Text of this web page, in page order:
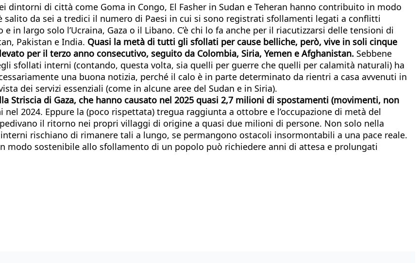
di città come Goma in Congo, El Fasher in Sudan e Teheran hanno contribuito in modo
da sei a tredici il numero di Paesi in cui si sono registrati sfollamenti legati a conflitti
in largo solo l’Ucraina, Gaza o il Libano. C’è chi lo fa anche per il riacutizzarsi delle tensioni di
Pakistan e India. Quasi la metà di tutti gli sfollati per cause belliche, però, vive in soli cinque
per il terzo anno consecutivo, seguito da Colombia, Siria, Yemen e Afghanistan. Sebbene
sfollati interni (contando, questa volta, sia quelli per guerre che quelli per calamità naturali) ha
una buona notizia, perché il calo è in parte determinato da rientri a casa avvenuti in
dei servizi essenziali (come in alcune aree del Sudan e in Siria).
Striscia di Gaza, che hanno causato nel 2025 quasi 2,7 milioni di spostamenti (movimenti, non
2024. Eppure la (poco rispettata) tregua raggiunta a ottobre e l’occupazione di metà del
il ritorno nei propri villaggi di origine a quasi due milioni di persone. Non solo nella
rischiano di rimanere tali a lungo, se permangono ostacoli insormontabili a una pace reale.
modo sostenibile allo sfollamento di un popolo può richiedere anni di attesa e prolungati